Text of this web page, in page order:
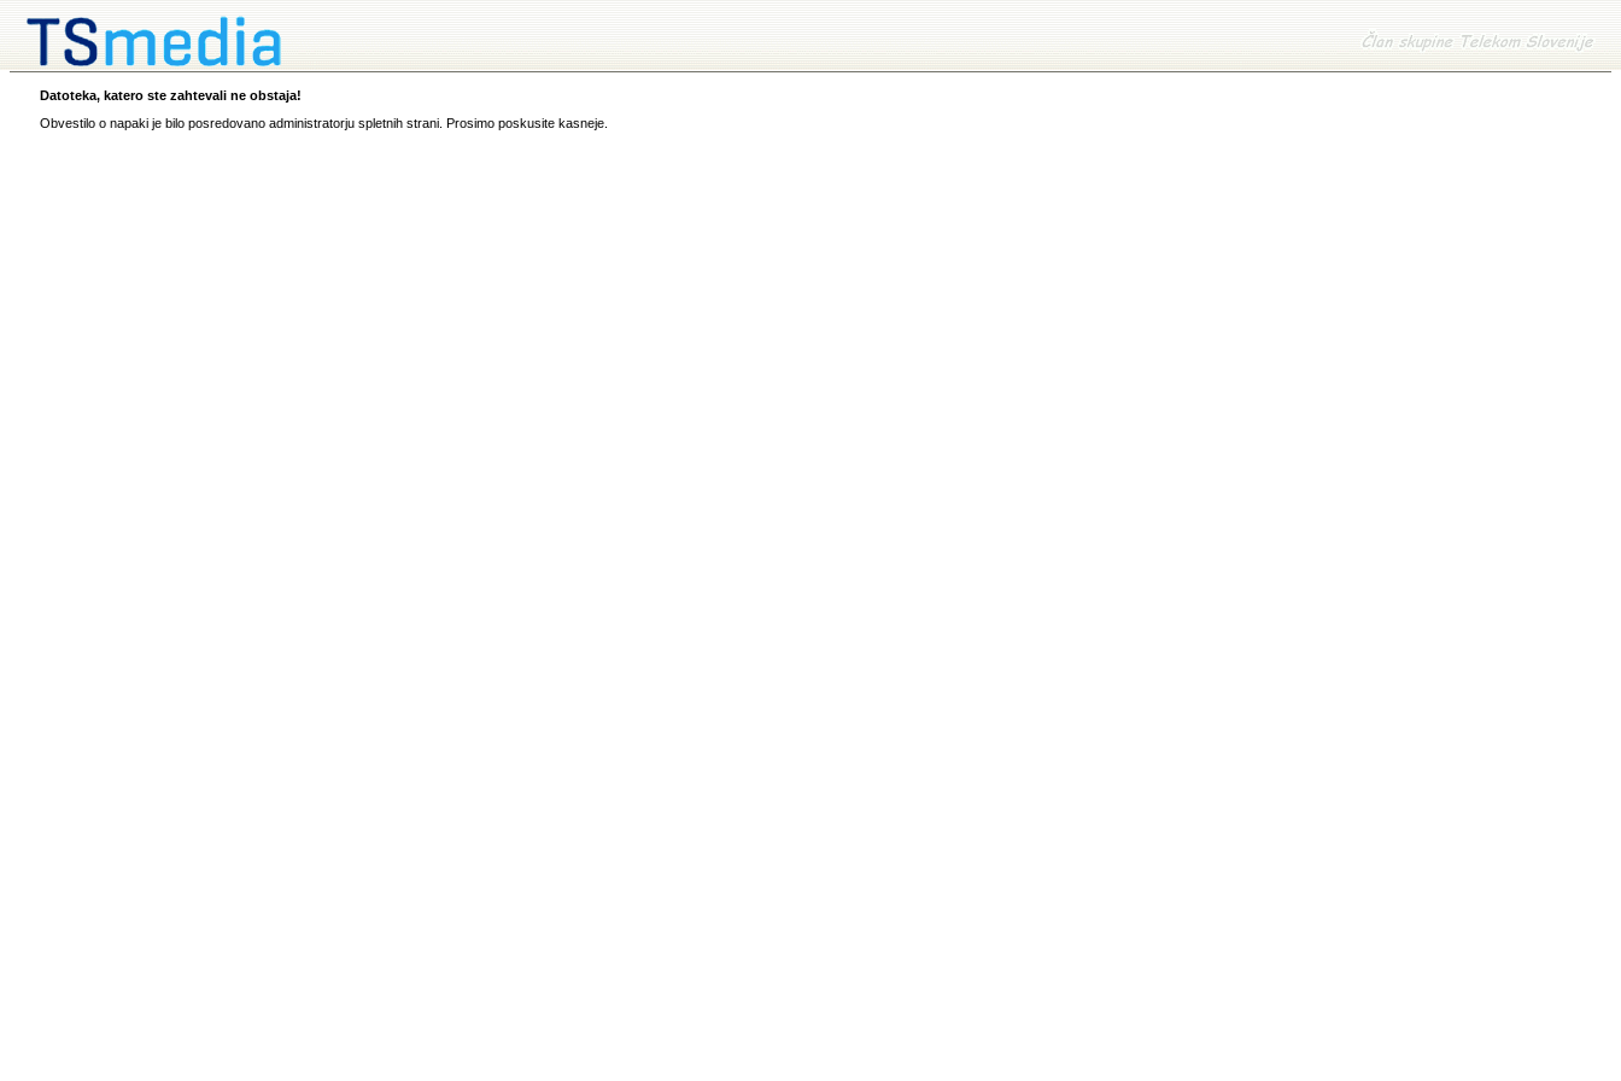
Datoteka, katero ste zahtevali ne obstaja!
Obvestilo o napaki je bilo posredovano administratorju spletnih strani. Prosimo poskusite kasneje.